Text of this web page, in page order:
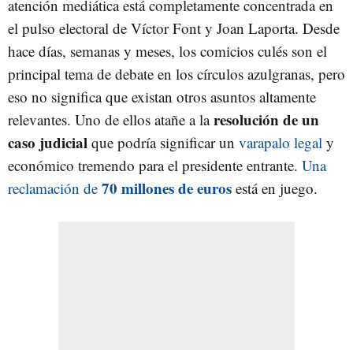
atención mediática está completamente concentrada en
el pulso electoral de Víctor Font y Joan Laporta. Desde
hace días, semanas y meses, los comicios culés son el
principal tema de debate en los círculos azulgranas, pero
eso no significa que existan otros asuntos altamente
relevantes. Uno de ellos atañe a laresolución de un
caso judicial que podría significar un varapalo legal y
económico tremendo para el presidente entrante. Una
reclamación de 70 millones de euros está en juego.